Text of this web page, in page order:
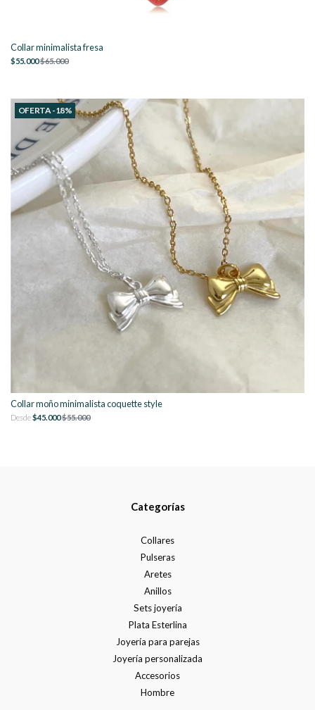
Collar minimalista fresa
$55.000$65.000
OFERTA -18%
Collar moño minimalista coquette style
Desde$45.000$55.000
Categorías
Collares
Pulseras
Aretes
Anillos
Sets joyería
Plata Esterlina
Joyería para parejas
Joyería personalizada
Accesorios
Hombre